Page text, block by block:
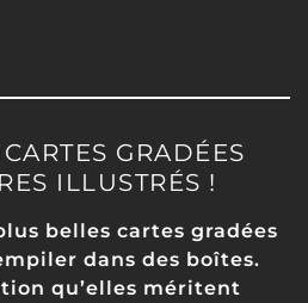
GRADÉES
ILLUSTRÉS !
belles cartes gradées
dans des boîtes.
qu’elles méritent